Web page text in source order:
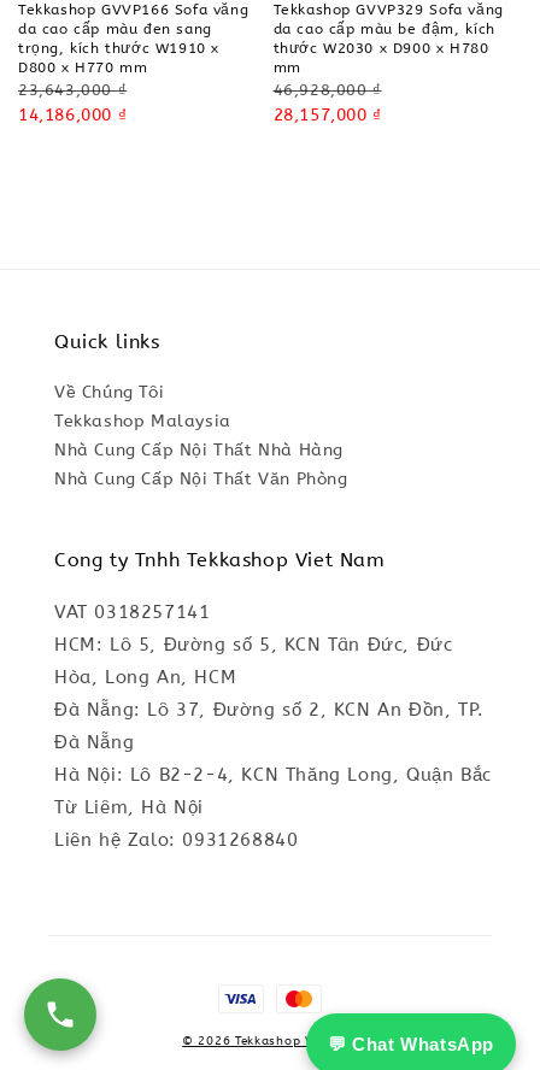
💬 Chat WhatsApp
Tekkashop GVVP166 Sofa văng
da cao cấp màu đen sang
trọng, kích thước W1910 x
D800 x H770 mm
Regular
price
23,643,000 ₫
Sale
14,186,000 ₫
Tekkashop GVVP329 Sofa văng
da cao cấp màu be đậm, kích
thước W2030 x D900 x H780
mm
Regular
price
46,928,000 ₫
Sale
28,157,000 ₫
Quick links
Về Chúng Tôi
Tekkashop Malaysia
Nhà Cung Cấp Nội Thất Nhà Hàng
Nhà Cung Cấp Nội Thất Văn Phòng
Cong ty Tnhh Tekkashop Viet Nam
VAT 0318257141
HCM: Lô 5, Đường số 5, KCN Tân Đức, Đức
Hòa, Long An, HCM
Đà Nẵng: Lô 37, Đường số 2, KCN An Đồn, TP.
Đà Nẵng
Hà Nội: Lô B2-2-4, KCN Thăng Long, Quận Bắc
Từ Liêm, Hà Nội
Liên hệ Zalo: 0931268840
© 2026 Tekkashop Vietnam